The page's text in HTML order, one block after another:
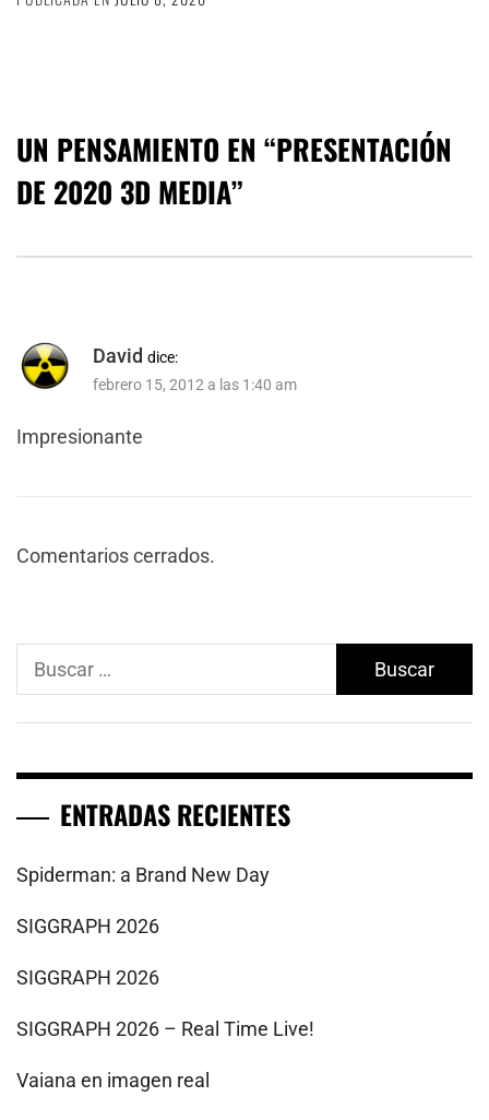
UN PENSAMIENTO EN “PRESENTACIÓN
DE 2020 3D MEDIA”
David dice:
febrero 15, 2012 a las 1:40 am
Impresionante
Comentarios cerrados.
Buscar:
ENTRADAS RECIENTES
Spiderman: a Brand New Day
SIGGRAPH 2026
SIGGRAPH 2026
SIGGRAPH 2026 – Real Time Live!
Vaiana en imagen real